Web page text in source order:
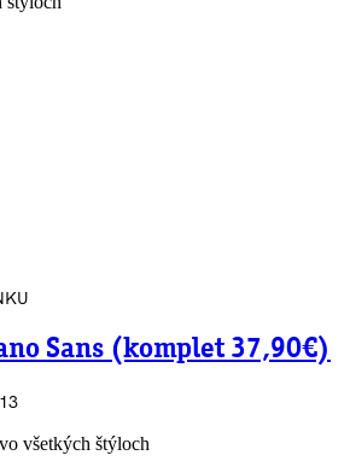
Sans (komplet 37,90€)
vo všetkých štýloch